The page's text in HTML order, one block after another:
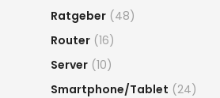
Ratgeber (48)
Router (16)
Server (10)
Smartphone/Tablet (24)